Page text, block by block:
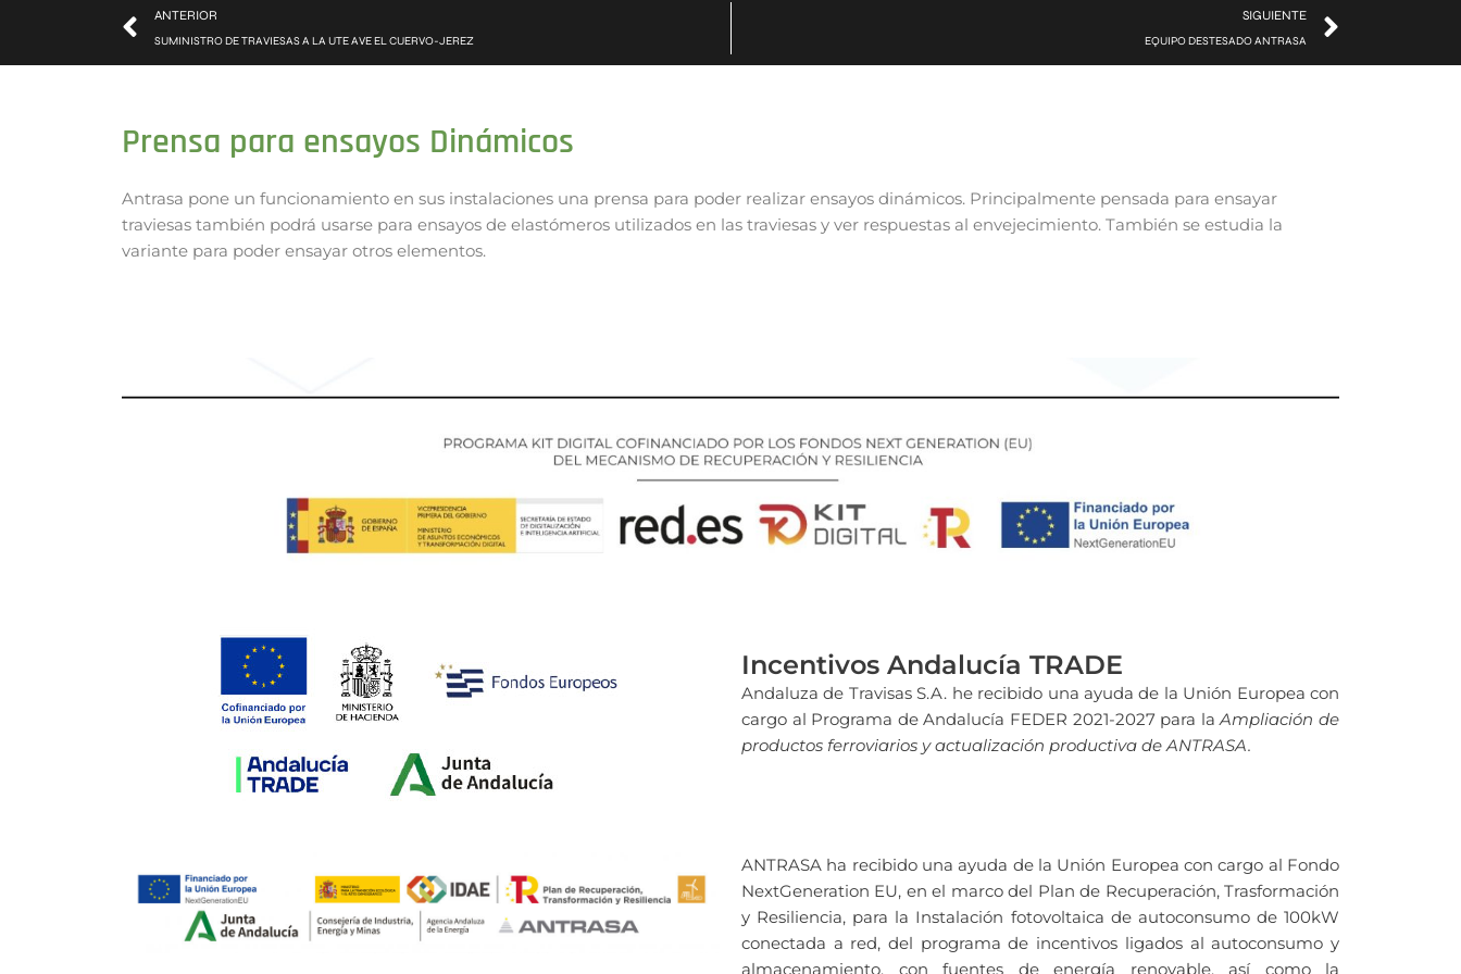
ANTERIOR
SUMINISTRO DE TRAVIESAS A LA UTE AVE EL CUERVO-JEREZ
SIGUIENTE
EQUIPO DESTESADO ANTRASA
Prensa para ensayos Dinámicos
Antrasa pone un funcionamiento en sus instalaciones una prensa para poder realizar ensayos dinámicos. Principalmente pensada para ensayar
traviesas también podrá usarse para ensayos de elastómeros utilizados en las traviesas y ver respuestas al envejecimiento. También se estudia la
variante para poder ensayar otros elementos.
Incentivos Andalucía TRADE
Andaluza de Travisas S.A. he recibido una ayuda de la Unión Europea con
cargo al Programa de Andalucía FEDER 2021-2027 para laAmpliación de
productos ferroviarios y actualización productiva de ANTRASA.
ANTRASA ha recibido una ayuda de la Unión Europea con cargo al Fondo
NextGeneration EU, en el marco del Plan de Recuperación, Trasformación
y Resiliencia, para la Instalación fotovoltaica de autoconsumo de 100kW
conectada a red, del programa de incentivos ligados al autoconsumo y
almacenamiento, con fuentes de energía renovable, así como la